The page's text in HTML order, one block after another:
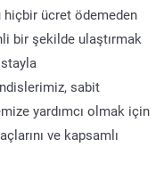
ücret ödemeden
bir şekilde ulaştırmak
sabit
yardımcı olmak için
ve kapsamlı